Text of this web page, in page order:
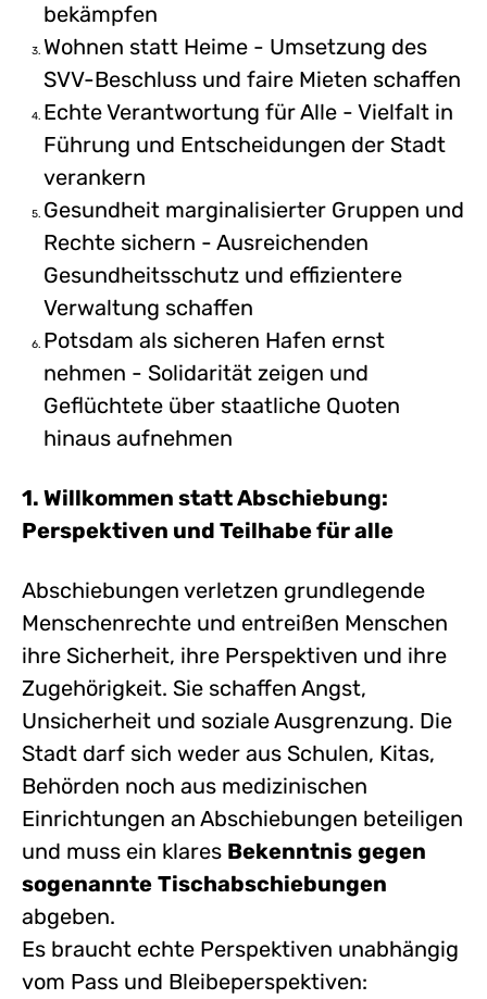
bekämpfen
Wohnen statt Heime - Umsetzung des
SVV-Beschluss und faire Mieten schaffen
Echte Verantwortung für Alle - Vielfalt in
Führung und Entscheidungen der Stadt
verankern
Gesundheit marginalisierter Gruppen und
Rechte sichern - Ausreichenden
Gesundheitsschutz und effizientere
Verwaltung schaffen
Potsdam als sicheren Hafen ernst
nehmen - Solidarität zeigen und
Geflüchtete über staatliche Quoten
hinaus aufnehmen
1. Willkommen statt Abschiebung:
Perspektiven und Teilhabe für alle
Abschiebungen verletzen grundlegende
Menschenrechte und entreißen Menschen
ihre Sicherheit, ihre Perspektiven und ihre
Zugehörigkeit. Sie schaffen Angst,
Unsicherheit und soziale Ausgrenzung. Die
Stadt darf sich weder aus Schulen, Kitas,
Behörden noch aus medizinischen
Einrichtungen an Abschiebungen beteiligen
und muss ein klares Bekenntnis gegen
sogenannte Tischabschiebungen
abgeben.
Es braucht echte Perspektiven unabhängig
vom Pass und Bleibeperspektiven: